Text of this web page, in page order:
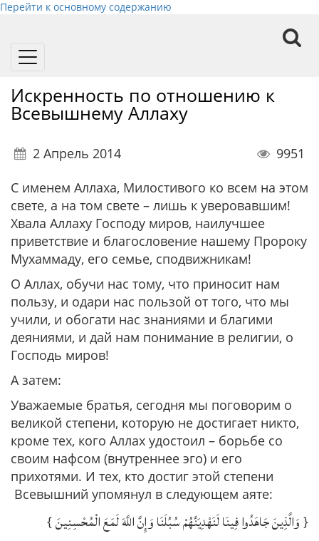
Перейти к основному содержанию
Toggle
Искренность по отношению к
Всевышнему Аллаху
2 Апрель 2014
9951
С именем Аллаха, Милостивого ко всем на этом
свете, а на том свете – лишь к уверовавшим!
Хвала Аллаху Господу миров, наилучшее
приветствие и благословение нашему Пророку
Мухаммаду, его семье, сподвижникам!
О Аллах, обучи нас тому, что приносит нам
пользу, и одари нас пользой от того, что мы
учили, и обогати нас знаниями и благими
деяниями, и дай нам понимание в религии, о
Господь миров!
А затем:
Уважаемые братья, сегодня мы поговорим о
великой степени, которую не достигает никто,
кроме тех, кого Аллах удостоил – борьбе со
своим нафсом (внутреннее эго) и его
прихотями. И тех, кто достиг этой степени
Всевышний упомянул в следующем аяте:
{ وَالَّذِينَ جَاهَدُوا فِينَا لَنَهْدِيَنَّهُمْ سُبُلَنَا وَإِنَّ اللَّهَ لَمَعَ الْمُحْسِنِينَ }